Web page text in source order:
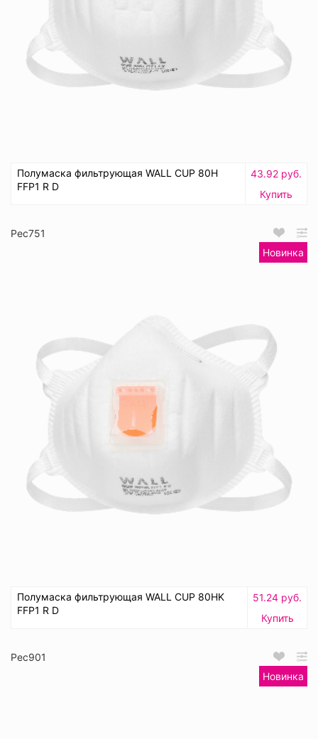
Полумаска фильтрующая WALL CUP 80H
FFP1 R D
43.92 руб.
Купить
Рес751
Новинка
Полумаска фильтрующая WALL CUP 80HK
FFP1 R D
51.24 руб.
Купить
Рес901
Новинка